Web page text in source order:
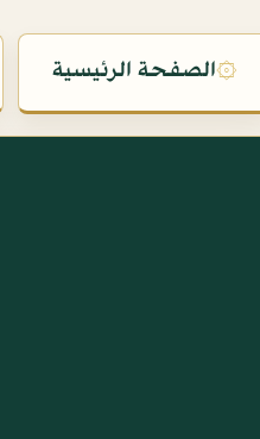
۞الصفحة الرئيسية